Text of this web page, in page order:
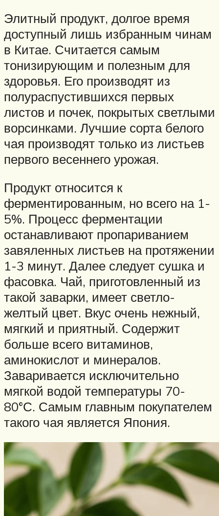
Элитный продукт, долгое время
доступный лишь избранным чинам
в Китае. Считается самым
тонизирующим и полезным для
здоровья. Его производят из
полураспустившихся первых
листов и почек, покрытых светлыми
ворсинками. Лучшие сорта белого
чая производят только из листьев
первого весеннего урожая.
Продукт относится к
ферментированным, но всего на 1-
5%. Процесс ферментации
останавливают пропариванием
завяленных листьев на протяжении
1-3 минут. Далее следует сушка и
фасовка. Чай, приготовленный из
такой заварки, имеет светло-
желтый цвет. Вкус очень нежный,
мягкий и приятный. Содержит
больше всего витаминов,
аминокислот и минералов.
Заваривается исключительно
мягкой водой температуры 70-
80°С. Самым главным покупателем
такого чая является Япония.